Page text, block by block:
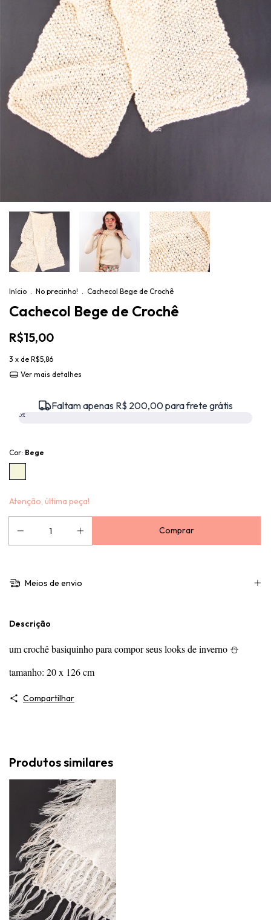
Início No precinho! Cachecol Bege de Crochê
Cachecol Bege de Crochê
R$15,00
3 x de R$5,86
Ver mais detalhes
Faltam apenas R$ 200,00 para frete grátis
0%
Cor: Bege
Atenção, última peça!
Meios de envio
Descrição
um crochê basiquinho para compor seus looks de inverno ⛄
tamanho: 20 x 126 cm
Compartilhar
Produtos similares